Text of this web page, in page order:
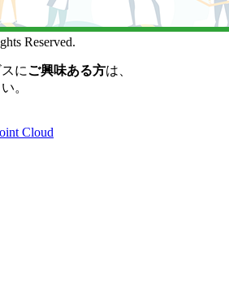
Reserved.
にご興味ある方は、
。
Cloud